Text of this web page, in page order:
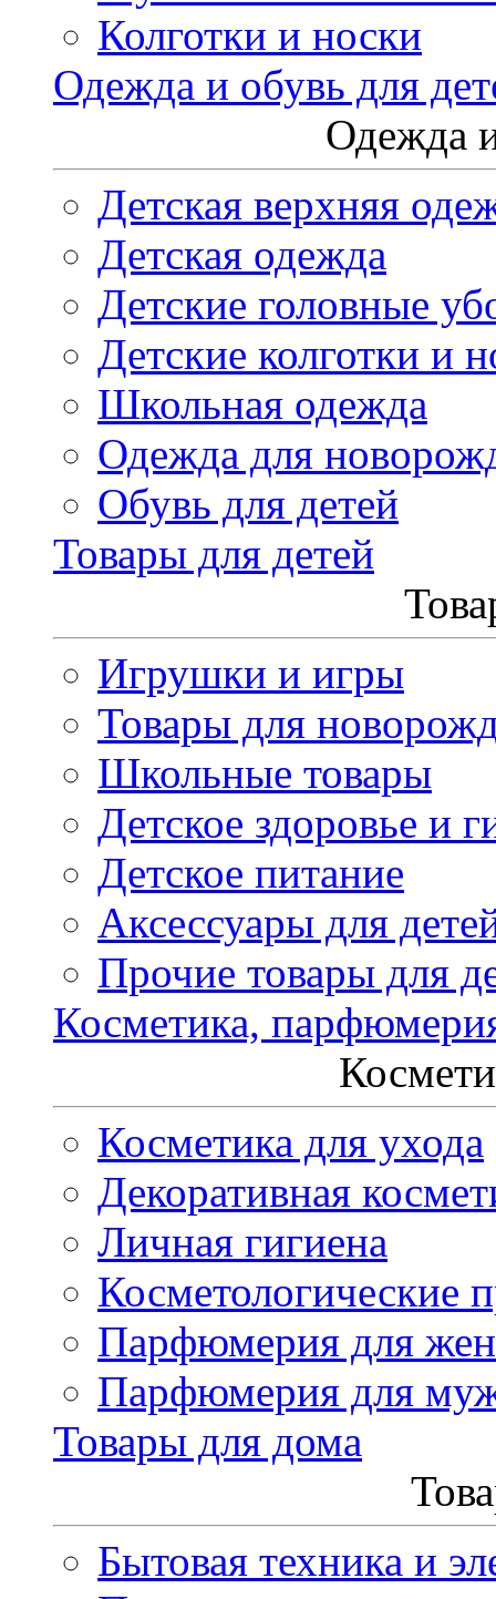
Колготки и носки
Одежда и обувь для
Одежда
Детская верхняя
Детская одежда
Детские головные
Детские колготки и
Школьная одежда
Одежда для
Обувь для детей
Товары для детей
Игрушки и игры
Товары для
Школьные товары
Детское здоровье и
Детское питание
Аксессуары для
Прочие товары для
Косметика,
Косметика для ухода
Декоративная
Личная гигиена
Косметологические
Парфюмерия для
Парфюмерия для
Товары для дома
Бытовая техника и